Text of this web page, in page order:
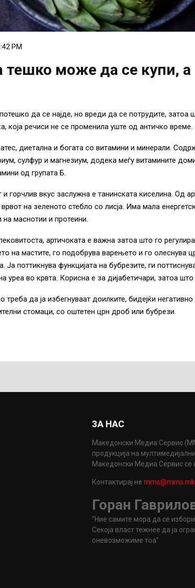
PM
тешко може да се купи, а
да се најде, но вреди да се потрудите, затоа
која речиси не се променила уште од античко време.
диетална и богата со витамини и минерали.
сулфур и магнезиум, додека меѓу витамините
од групата Б.
и горчлив вкус заслужна е танинската киселина. Од
врвот на зеленото стебло со лисја. Има мала
маснотии и протеини.
артичоката е важна затоа што го
на мастите, го подобрува варењето и го олеснува
Ја поттикнува функцијата на бубрезите, ги
уреа во крвта. Корисна е за дијабетичари, затоа
треба да ја избегнуваат доилките, бидејќи
стомаци, со оштетен црн дроб или бубрези.
ЗА НАС
Македонски Медиа Сервис
продукција на
Македонски Медиа Сервис се
Контактирај неmms@mms.mk
Горан
"Ние самите мора да се
Секоја власт тежнее да ја
оневозможиме тоа"